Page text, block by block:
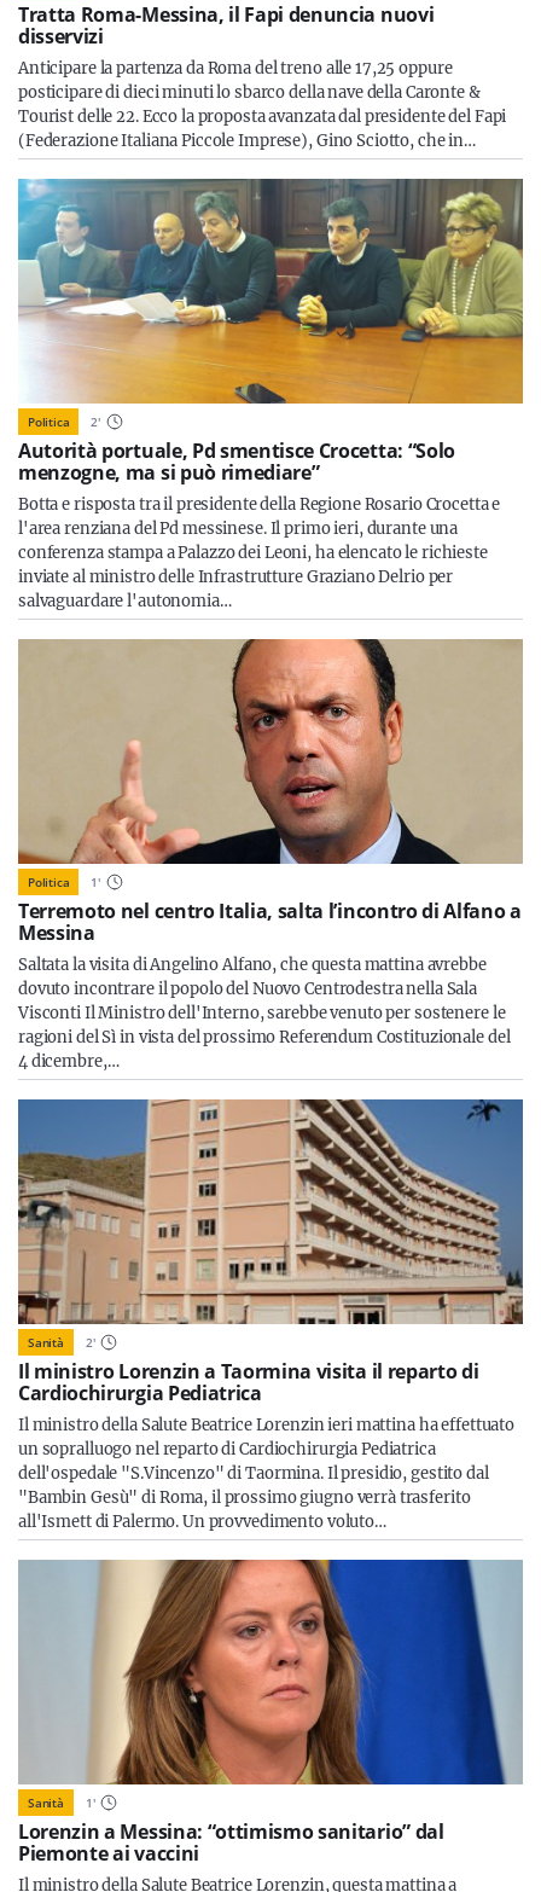
Tratta Roma-Messina, il Fapi denuncia nuovi
disservizi
Anticipare la partenza da Roma del treno alle 17,25 oppure
posticipare di dieci minuti lo sbarco della nave della Caronte &
Tourist delle 22. Ecco la proposta avanzata dal presidente del Fapi
(Federazione Italiana Piccole Imprese), Gino Sciotto, che in…
Politica 2'
Autorità portuale, Pd smentisce Crocetta: “Solo
menzogne, ma si può rimediare”
Botta e risposta tra il presidente della Regione Rosario Crocetta e
l'area renziana del Pd messinese. Il primo ieri, durante una
conferenza stampa a Palazzo dei Leoni, ha elencato le richieste
inviate al ministro delle Infrastrutture Graziano Delrio per
salvaguardare l'autonomia…
Politica 1'
Terremoto nel centro Italia, salta l’incontro di Alfano a
Messina
Saltata la visita di Angelino Alfano, che questa mattina avrebbe
dovuto incontrare il popolo del Nuovo Centrodestra nella Sala
Visconti Il Ministro dell'Interno, sarebbe venuto per sostenere le
ragioni del Sì in vista del prossimo Referendum Costituzionale del
4 dicembre,…
Sanità 2'
Il ministro Lorenzin a Taormina visita il reparto di
Cardiochirurgia Pediatrica
Il ministro della Salute Beatrice Lorenzin ieri mattina ha effettuato
un sopralluogo nel reparto di Cardiochirurgia Pediatrica
dell'ospedale "S.Vincenzo" di Taormina. Il presidio, gestito dal
"Bambin Gesù" di Roma, il prossimo giugno verrà trasferito
all'Ismett di Palermo. Un provvedimento voluto…
Sanità 1'
Lorenzin a Messina: “ottimismo sanitario” dal
Piemonte ai vaccini
Il ministro della Salute Beatrice Lorenzin, questa mattina a